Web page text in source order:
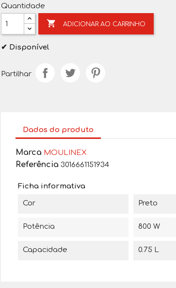
Quantidade
 ADICIONAR AO CARRINHO
✔ Disponível
Partilhar
Dados do produto
Marca MOULINEX
Referência 3016661151934
Ficha informativa
Cor Preto
Potência 800 W
Capacidade 0.75 L